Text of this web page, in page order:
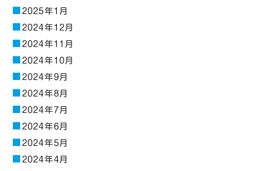
2025年1月
2024年12月
2024年11月
2024年10月
2024年9月
2024年8月
2024年7月
2024年6月
2024年5月
2024年4月